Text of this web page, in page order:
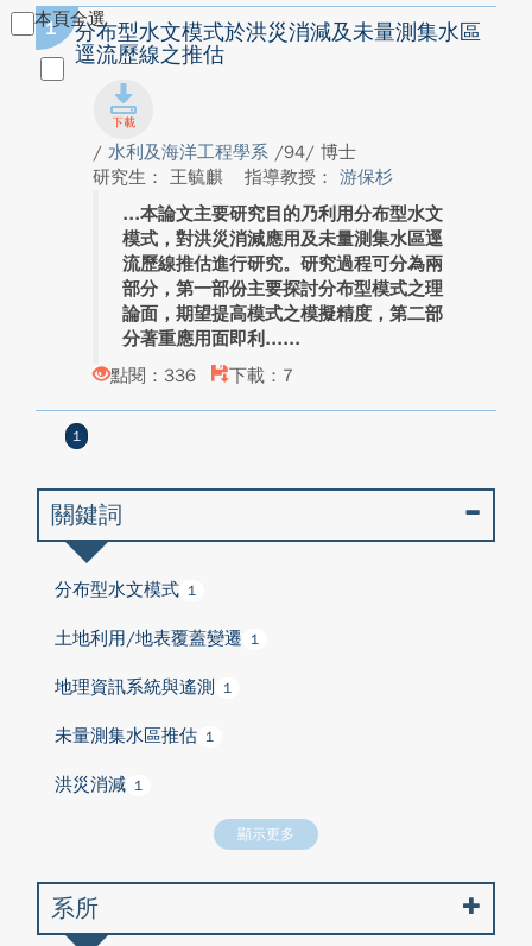
本頁全選
1
分布型水文模式於洪災消減及未量測集水區
逕流歷線之推估
/ 水利及海洋工程學系 /94/ 博士
研究生： 王毓麒
指導教授： 游保杉
本論文主要研究目的乃利用分布型水文
模式，對洪災消減應用及未量測集水區逕
流歷線推估進行研究。研究過程可分為兩
部分，第一部份主要探討分布型模式之理
論面，期望提高模式之模擬精度，第二部
分著重應用面即利...
點閱：336
下載：7
1
關鍵詞
分布型水文模式 1
土地利用/地表覆蓋變遷 1
地理資訊系統與遙測 1
未量測集水區推估 1
洪災消減 1
顯示更多
系所